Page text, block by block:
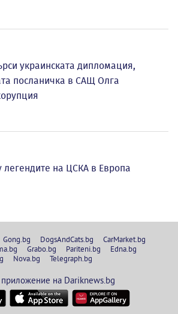
украинската дипломация,
посланичка в САЩ Олга
легендите на ЦСКА в Европа
Gong.bg DogsAndCats.bg
CarMarket.bg
Grabo.bg Pariteni.bg
Edna.bg
Nova.bg Telegraph.bg
на Dariknews.bg